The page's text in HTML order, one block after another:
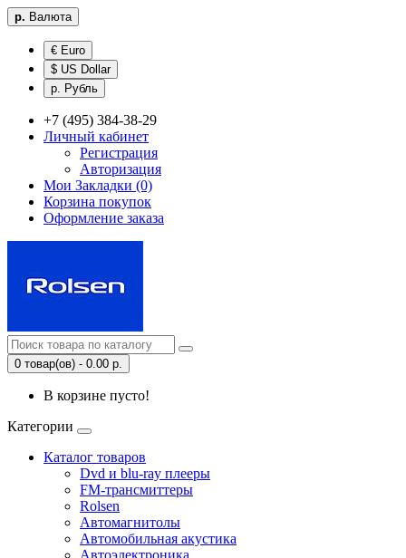
р. Валюта
€ Euro
$ US Dollar
р. Рубль
+7 (495) 384-38-29
Личный кабинет
Регистрация
Авторизация
Мои Закладки (0)
Корзина покупок
Оформление заказа
0 товар(ов) - 0.00 р.
В корзине пусто!
Категории
Каталог товаров
Dvd и blu-ray плееры
FM-трансмиттеры
Rolsen
Автомагнитолы
Автомобильная акустика
Автоэлектроника